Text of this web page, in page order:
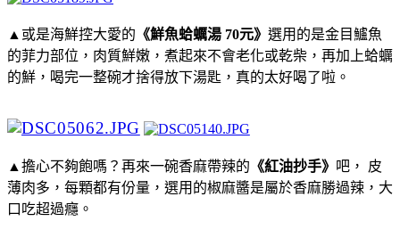
▲或是海鮮控大愛的 《鮮魚蛤蠣湯 70元》 選用的是金目鱸魚
的菲力部位，肉質鮮嫩，煮起來不會老化或乾柴，再加上蛤蠣
的鮮，喝完一整碗才捨得放下湯匙，真的太好喝了啦。
▲擔心不夠飽嗎？再來一碗香麻帶辣的 《紅油抄手》 吧， 皮
薄肉多，每顆都有份量，選用的椒麻醬是屬於香麻勝過辣，大
口吃超過癮。